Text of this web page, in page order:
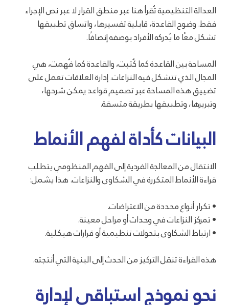
العدالة التنظيمية تُقرأ هنا عبر منطق القرار لا عبر نص الإجراء
فقط. وضوح القاعدة، قابلية تفسيرها، واتساق تطبيقها
تشكل معًا ما يُدركه الأفراد بوصفه إنصافًا.
المساحة بين القاعدة كما كُتبت، والقاعدة كما فُهمت، هي
المجال الذي تتشكل فيه النزاعات. إدارة العلاقات تعمل على
تضييق هذه المساحة عبر تصميم قواعد يمكن شرحها،
وتبريرها، وتطبيقها بطريقة متسقة.
البيانات كأداة لفهم الأنماط
الانتقال من المعالجة الفردية إلى الفهم المنظومي يتطلب
قراءة الأنماط المتكررة في الشكاوى والنزاعات. هذا يشمل:
• تكرار أنواع محددة من الاعتراضات.
• تمركز النزاعات في وحدات أو مراحل معينة.
• ارتباط الشكاوى بتحولات تنظيمية أو قرارات هيكلية.
هذه القراءة تنقل التركيز من الحدث إلى البنية التي أنتجته.
نحو نموذج استباقي لإدارة